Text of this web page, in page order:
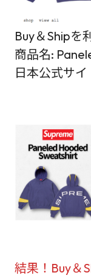
Buy＆Shipを
商品名:
日本公式サ
結果！Buy＆